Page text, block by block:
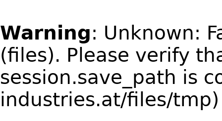
Warning: Unknown:
(files). Please verify
session.save_path is
industries.at/files/